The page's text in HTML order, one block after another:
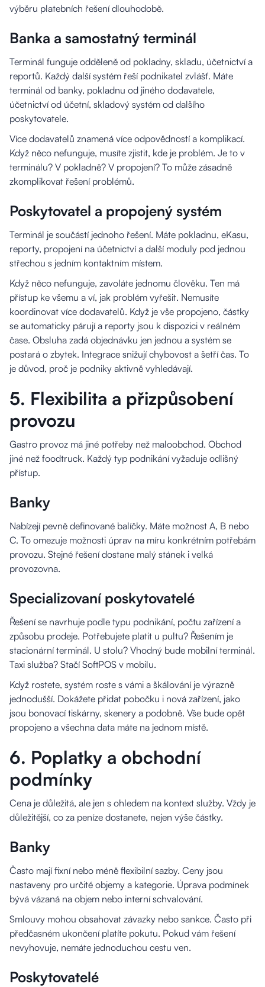
výběru platebních řešení dlouhodobě.
Banka a samostatný terminál
Terminál funguje odděleně od pokladny, skladu, účetnictví a
reportů. Každý další systém řeší podnikatel zvlášť. Máte
terminál od banky, pokladnu od jiného dodavatele,
účetnictví od účetní, skladový systém od dalšího
poskytovatele.
Více dodavatelů znamená více odpovědností a komplikací.
Když něco nefunguje, musíte zjistit, kde je problém. Je to v
terminálu? V pokladně? V propojení? To může zásadně
zkomplikovat řešení problémů.
Poskytovatel a propojený systém
Terminál je součástí jednoho řešení. Máte pokladnu, eKasu,
reporty, propojení na účetnictví a další moduly pod jednou
střechou s jedním kontaktním místem.
Když něco nefunguje, zavoláte jednomu člověku. Ten má
přístup ke všemu a ví, jak problém vyřešit. Nemusíte
koordinovat více dodavatelů. Když je vše propojeno, částky
se automaticky párují a reporty jsou k dispozici v reálném
čase. Obsluha zadá objednávku jen jednou a systém se
postará o zbytek. Integrace snižují chybovost a šetří čas. To
je důvod, proč je podniky aktivně vyhledávají.
5. Flexibilita a přizpůsobení
provozu
Gastro provoz má jiné potřeby než maloobchod. Obchod
jiné než foodtruck. Každý typ podnikání vyžaduje odlišný
přístup.
Banky
Nabízejí pevně definované balíčky. Máte možnost A, B nebo
C. To omezuje možnosti úprav na míru konkrétním potřebám
provozu. Stejné řešení dostane malý stánek i velká
provozovna.
Specializovaní poskytovatelé
Řešení se navrhuje podle typu podnikání, počtu zařízení a
způsobu prodeje. Potřebujete platit u pultu? Řešením je
stacionární terminál. U stolu? Vhodný bude mobilní terminál.
Taxi služba? Stačí SoftPOS v mobilu.
Když rostete, systém roste s vámi a škálování je výrazně
jednodušší. Dokážete přidat pobočku i nová zařízení, jako
jsou bonovací tiskárny, skenery a podobně. Vše bude opět
propojeno a všechna data máte na jednom místě.
6. Poplatky a obchodní
podmínky
Cena je důležitá, ale jen s ohledem na kontext služby. Vždy je
důležitější, co za peníze dostanete, nejen výše částky.
Banky
Často mají fixní nebo méně flexibilní sazby. Ceny jsou
nastaveny pro určité objemy a kategorie. Úprava podmínek
bývá vázaná na objem nebo interní schvalování.
Smlouvy mohou obsahovat závazky nebo sankce. Často při
předčasném ukončení platíte pokutu. Pokud vám řešení
nevyhovuje, nemáte jednoduchou cestu ven.
Poskytovatelé